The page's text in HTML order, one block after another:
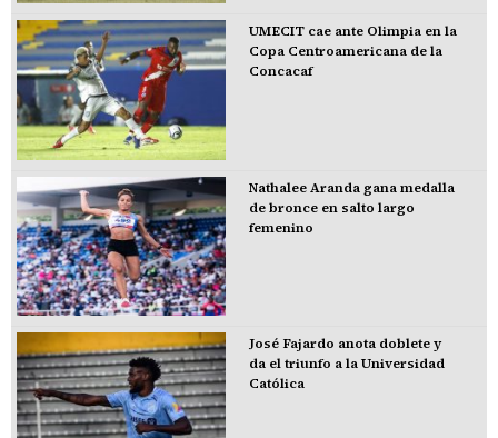
UMECIT cae ante Olimpia en la
Copa Centroamericana de la
Concacaf
Nathalee Aranda gana medalla
de bronce en salto largo
femenino
José Fajardo anota doblete y
da el triunfo a la Universidad
Católica